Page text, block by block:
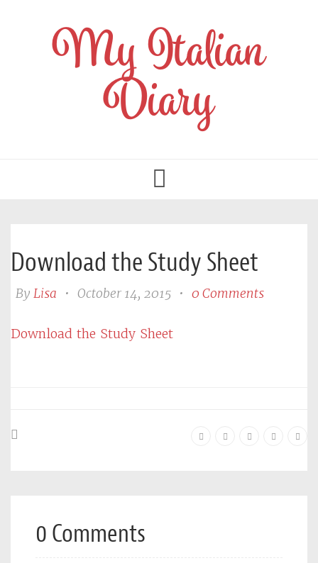
My Italian
Diary
Toggle
navigation
Download the Study Sheet
By Lisa • October 14, 2015 • 0 Comments
Download the Study Sheet
0 Comments